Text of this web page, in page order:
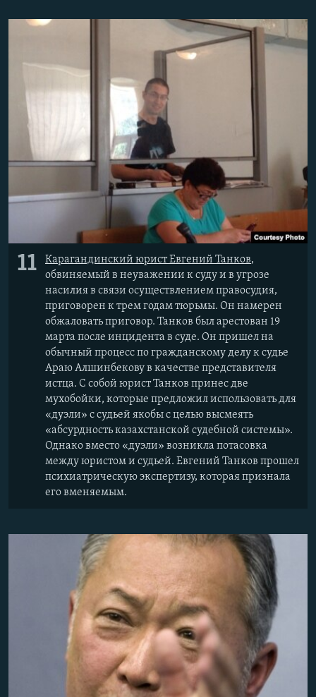
11 Карагандинский юрист Евгений Танков,
обвиняемый в неуважении к суду и в угрозе
насилия в связи осуществлением правосудия,
приговорен к трем годам тюрьмы. Он намерен
обжаловать приговор. Танков был арестован 19
марта после инцидента в суде. Он пришел на
обычный процесс по гражданскому делу к судье
Араю Алшинбекову в качестве представителя
истца. С собой юрист Танков принес две
мухобойки, которые предложил использовать для
«дуэли» с судьей якобы с целью высмеять
«абсурдность казахстанской судебной системы».
Однако вместо «дуэли» возникла потасовка
между юристом и судьей. Евгений Танков прошел
психиатрическую экспертизу, которая признала
его вменяемым.